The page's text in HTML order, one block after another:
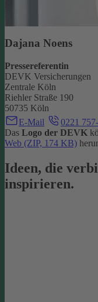
Dajana Noens
Pressereferentin
DEVK Versicherungen
Zentrale Köln
Riehler Straße 190
50735 Köln
E-Mail
0221
Das Logo der DEVK
Web (ZIP, 174 KB)
Ideen, die
inspirieren.